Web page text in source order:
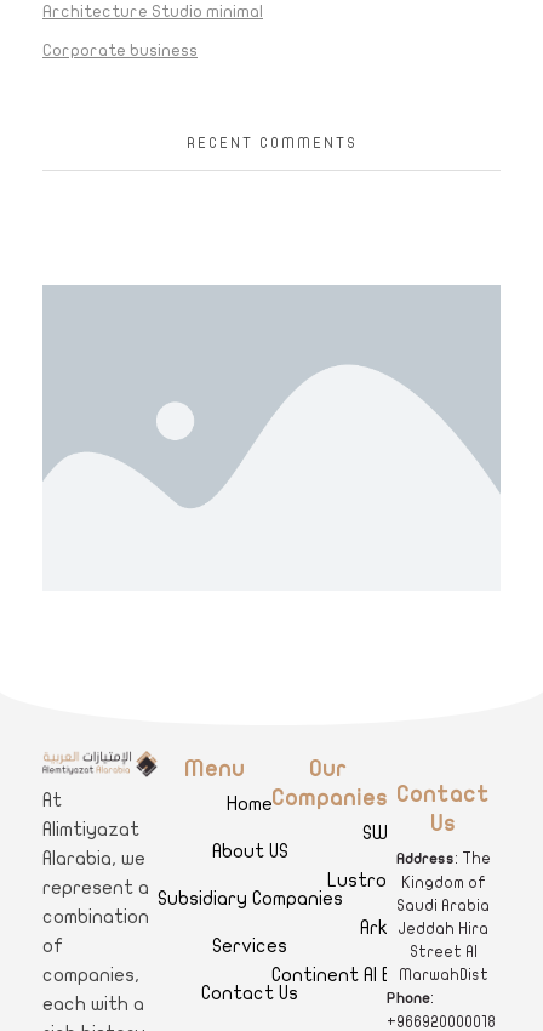
Architecture Studio minimal
Corporate business
RECENT COMMENTS
A
limtiyazat Alarabia
At
Alimtiyazat
Alarabia, we
represent a
combination
of
companies,
each with a
Menu
Home
About US
Subsidiary Companies
Services
Contact Us
Our
Companies
SWAR
Lustro Clinics
Arkan
Continent Al Ertiqaa Hotel
Contact
Us
Address: The
Kingdom of
Saudi Arabia
Jeddah Hira
Street Al
MarwahDist
Phone:
+966920000018